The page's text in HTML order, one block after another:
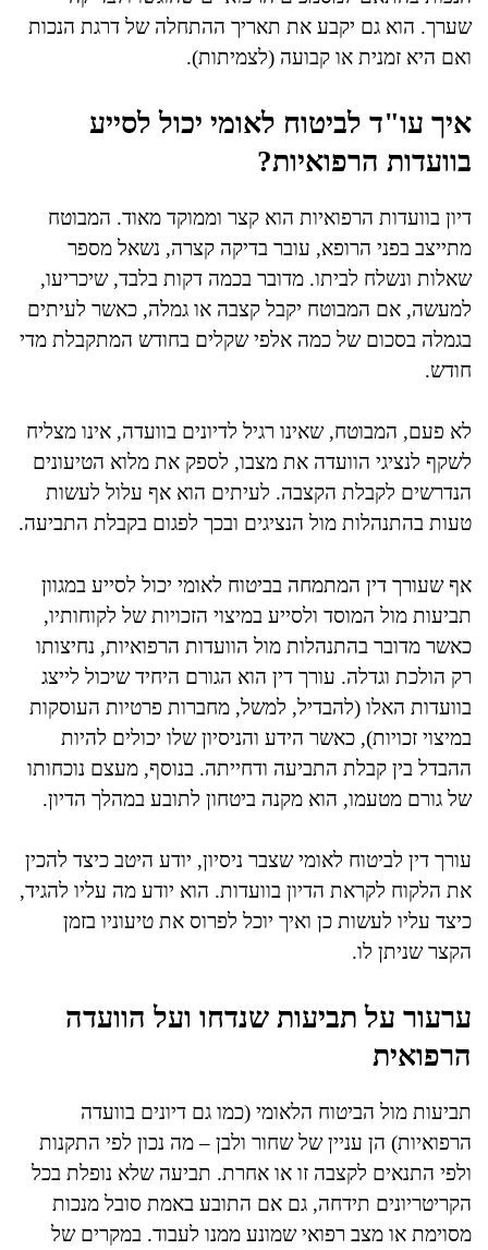
שערך. הוא גם יקבע את תאריך ההתחלה של דרגת הנכות
ואם היא זמנית או קבועה (לצמיתות).
איך עו"ד לביטוח לאומי יכול לסייע
בוועדות הרפואיות?
דיון בוועדות הרפואיות הוא קצר וממוקד מאוד. המבוטח
מתייצב בפני הרופא, עובר בדיקה קצרה, נשאל מספר
שאלות ונשלח לביתו. מדובר בכמה דקות בלבד, שיכריעו,
למעשה, אם המבוטח יקבל קצבה או גמלה, כאשר לעיתים
בגמלה בסכום של כמה אלפי שקלים בחודש המתקבלת מדי
חודש.
לא פעם, המבוטח, שאינו רגיל לדיונים בוועדה, אינו מצליח
לשקף לנציגי הוועדה את מצבו, לספק את מלוא הטיעונים
הנדרשים לקבלת הקצבה. לעיתים הוא אף עלול לעשות
טעות בהתנהלות מול הנציגים ובכך לפגום בקבלת התביעה.
אף שעורך דין המתמחה בביטוח לאומי יכול לסייע במגוון
תביעות מול המוסד ולסייע במיצוי הזכויות של לקוחותיו,
כאשר מדובר בהתנהלות מול הוועדות הרפואיות, נחיצותו
רק הולכת וגדלה. עורך דין הוא הגורם היחיד שיכול לייצג
בוועדות האלו (להבדיל, למשל, מחברות פרטיות העוסקות
במיצוי זכויות), כאשר הידע והניסיון שלו יכולים להיות
ההבדל בין קבלת התביעה ודחייתה. בנוסף, מעצם נוכחותו
של גורם מטעמו, הוא מקנה ביטחון לתובע במהלך הדיון.
עורך דין לביטוח לאומי שצבר ניסיון, יודע היטב כיצד להכין
את הלקוח לקראת הדיון בוועדות. הוא יודע מה עליו להגיד,
כיצד עליו לעשות כן ואיך יוכל לפרוס את טיעוניו בזמן
הקצר שניתן לו.
ערעור על תביעות שנדחו ועל הוועדה
הרפואית
תביעות מול הביטוח הלאומי (כמו גם דיונים בוועדה
הרפואיות) הן עניין של שחור ולבן – מה נכון לפי התקנות
ולפי התנאים לקצבה זו או אחרת. תביעה שלא נופלת בכל
הקריטריונים תידחה, גם אם התובע באמת סובל מנכות
מסוימת או מצב רפואי שמונע ממנו לעבוד. במקרים של